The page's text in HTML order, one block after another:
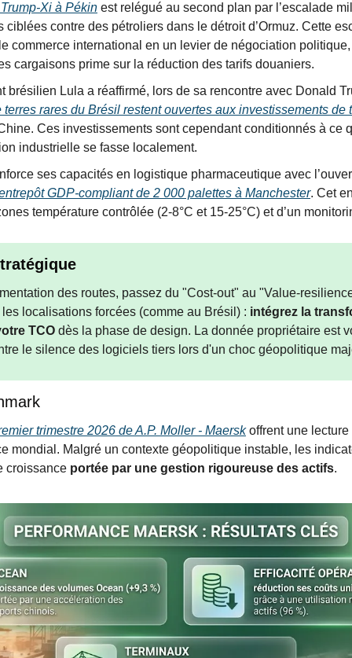
Xi à Pékin est relégué au second plan par l’escalade
ciblées contre des pétroliers dans le détroit d’Ormuz. Cette
commerce international en un levier de négociation
cargaisons prime sur la réduction des tarifs douaniers.
brésilien Lula a réaffirmé, lors de sa rencontre avec Donald
terres rares du Brésil restent ouvertes aux investissements de
Ces investissements sont cependant conditionnés à ce
industrielle se fasse localement.
ses capacités en logistique pharmaceutique avec
GDP-compliant de 2 000 palettes à Manchester. Cet
température contrôlée (2-8°C et 15-25°C) et d’un
des routes, passez du "Cost-out" au "Value-
localisations forcées (comme au Brésil) : intégrez la
TCO dès la phase de design. La donnée propriétaire est
le silence des logiciels tiers lors d'un choc géopolitique
trimestre 2026 de A.P. Moller - Maersk offrent une lecture
mondial. Malgré un contexte géopolitique instable, les
croissance portée par une gestion rigoureuse des actifs.